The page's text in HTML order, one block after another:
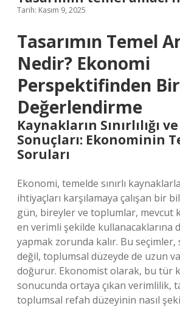
Tarih: Kasım 9, 2025
Tasarımın Temel
Nedir? Ekonomi
Perspektifinden Bir
Değerlendirme
Kaynakların Sınırlılığı
Sonuçları: Ekonominin
Soruları
Ekonomi, temelde sınırlı kaynaklarla
ihtiyaçları karşılamaya çalışan bir
gün, bireyler ve toplumlar, mevcut
en verimli şekilde kullanacaklarına
yapmak zorunda kalır. Bu seçimler,
değil, toplumsal düzeyde de uzun
doğurur. Ekonomist olarak, bu tür
sonucunda ortaya çıkan verimlilik,
toplumsal refah düzeyinin nasıl